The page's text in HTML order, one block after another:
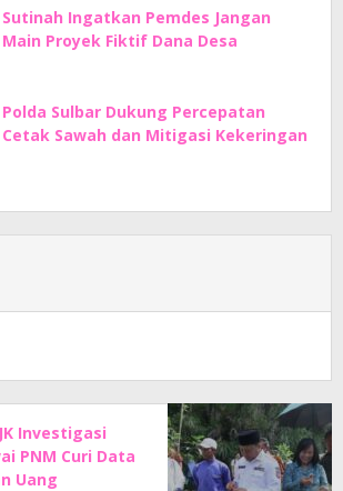
Sutinah Ingatkan Pemdes Jangan
Main Proyek Fiktif Dana Desa
Polda Sulbar Dukung Percepatan
Cetak Sawah dan Mitigasi Kekeringan
Investigasi
PNM Curi Data
Uang